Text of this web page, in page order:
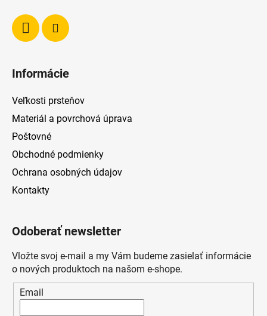
Informácie
Veľkosti prsteňov
Materiál a povrchová úprava
Poštovné
Obchodné podmienky
Ochrana osobných údajov
Kontakty
Odoberať newsletter
Vložte svoj e-mail a my Vám budeme zasielať informácie
o nových produktoch na našom e-shope.
Email